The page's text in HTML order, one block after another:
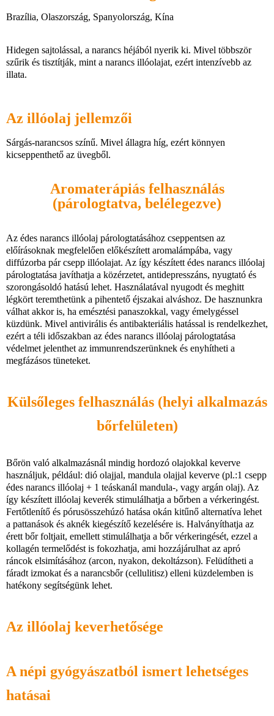
Brazília, Olaszország, Spanyolország, Kína
Hidegen sajtolással, a narancs héjából nyerik ki. Mivel többször
szűrik és tisztítják, mint a narancs illóolajat, ezért intenzívebb az
illata.
Az illóolaj jellemzői
Sárgás-narancsos színű. Mivel állagra híg, ezért könnyen
kicseppenthető az üvegből.
Aromaterápiás felhasználás
(párologtatva, belélegezve)
Az édes narancs illóolaj párologtatásához cseppentsen az
előírásoknak megfelelően előkészített aromalámpába, vagy
diffúzorba pár csepp illóolajat. Az így készített édes narancs illóolaj
párologtatása javíthatja a közérzetet, antidepresszáns, nyugtató és
szorongásoldó hatású lehet. Használatával nyugodt és meghitt
légkört teremthetünk a pihentető éjszakai alváshoz. De hasznunkra
válhat akkor is, ha emésztési panaszokkal, vagy émelygéssel
küzdünk. Mivel antivirális és antibakteriális hatással is rendelkezhet,
ezért a téli időszakban az édes narancs illóolaj párologtatása
védelmet jelenthet az immunrendszerünknek és enyhítheti a
megfázásos tüneteket.
Külsőleges felhasználás (helyi alkalmazás
bőrfelületen)
Bőrön való alkalmazásnál mindig hordozó olajokkal keverve
használjuk, például: dió olajjal, mandula olajjal keverve (pl.:1 csepp
édes narancs illóolaj + 1 teáskanál mandula-, vagy argán olaj). Az
így készített illóolaj keverék stimulálhatja a bőrben a vérkeringést.
Fertőtlenítő és pórusösszehúzó hatása okán kitűnő alternatíva lehet
a pattanások és aknék kiegészítő kezelésére is. Halványíthatja az
érett bőr foltjait, emellett stimulálhatja a bőr vérkeringését, ezzel a
kollagén termelődést is fokozhatja, ami hozzájárulhat az apró
ráncok elsimításához (arcon, nyakon, dekoltázson). Felüdítheti a
fáradt izmokat és a narancsbőr (cellulitisz) elleni küzdelemben is
hatékony segítségünk lehet.
Az illóolaj keverhetősége
A népi gyógyászatból ismert lehetséges
hatásai